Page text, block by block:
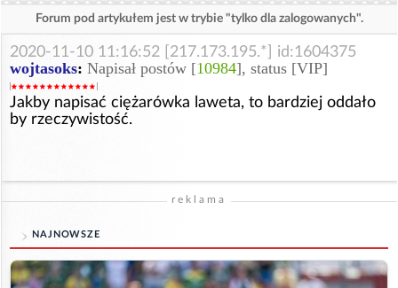
Forum pod artykułem jest w trybie "tylko dla zalogowanych".
2020-11-10 11:16:52 [217.173.195.*] id:1604375
wojtasoks: Napisał postów [10984], status [VIP]
Jakby napisać ciężarówka laweta, to bardziej oddało
by rzeczywistość.
reklama
NAJNOWSZE